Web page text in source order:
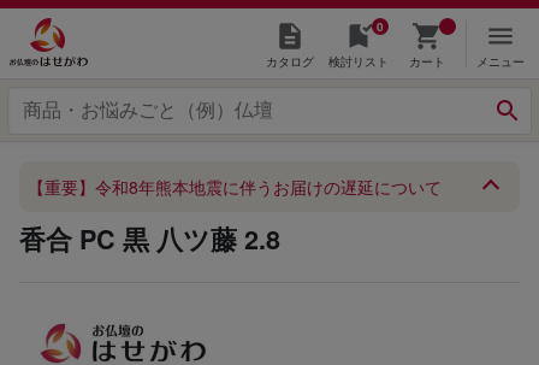
カタログ
0
検討リスト カート メニュー
【重要】令和8年熊本地震に伴うお届けの遅延について
香合 PC 黒 八ツ藤 2.8